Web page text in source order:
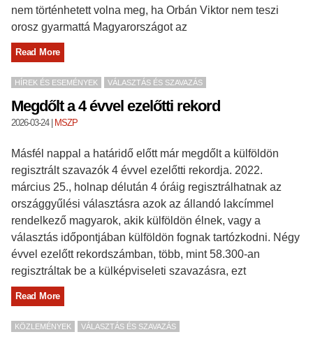
nem történhetett volna meg, ha Orbán Viktor nem teszi
orosz gyarmattá Magyarországot az
Read More
HÍREK ÉS ESEMÉNYEK VÁLASZTÁS ÉS SZAVAZÁS
Megdőlt a 4 évvel ezelőtti rekord
2026-03-24| MSZP
Másfél nappal a határidő előtt már megdőlt a külföldön
regisztrált szavazók 4 évvel ezelőtti rekordja. 2022.
március 25., holnap délután 4 óráig regisztrálhatnak az
országgyűlési választásra azok az állandó lakcímmel
rendelkező magyarok, akik külföldön élnek, vagy a
választás időpontjában külföldön fognak tartózkodni. Négy
évvel ezelőtt rekordszámban, több, mint 58.300-an
regisztráltak be a külképviseleti szavazásra, ezt
Read More
KÖZLEMÉNYEK VÁLASZTÁS ÉS SZAVAZÁS